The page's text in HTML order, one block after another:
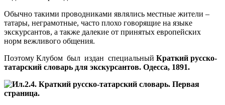
Обычно такими проводниками являлись местные жители –
татары, неграмотные, часто плохо говорящие на языке
экскурсантов, а также далекие от принятых европейских
норм вежливого общения.
Поэтому Клубом был издан специальный Краткий русско-
татарский словарь для экскурсантов. Одесса, 1891.